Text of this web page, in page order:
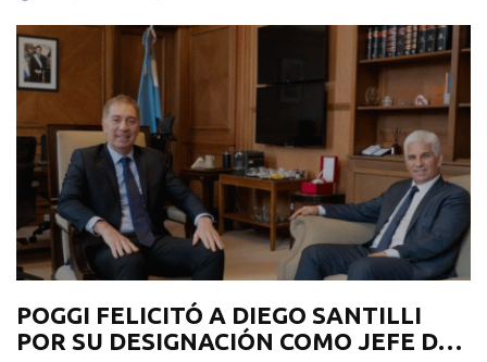
POGGI FELICITÓ A DIEGO SANTILLI
POR SU DESIGNACIÓN COMO JEFE DE